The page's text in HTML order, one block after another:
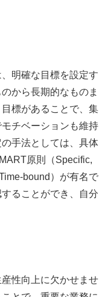
明確な目標を設定す
から長期的なものま
標があることで、集
チベーションも維持
手法としては、具体
原則（Specific,
bound）が有名で
ることができ、自分
性向上に欠かせませ